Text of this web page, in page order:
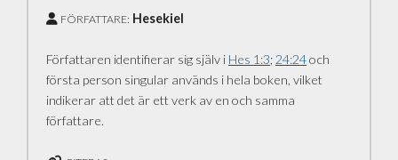
FÖRFATTARE: Hesekiel
Författaren identifierar sig själv i Hes 1:3;24:24och
första person singular används i hela boken, vilket
indikerar att det är ett verk av en och samma
författare.